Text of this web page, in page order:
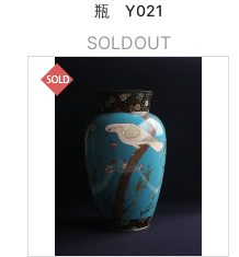
瓶 Y021
SOLDOUT